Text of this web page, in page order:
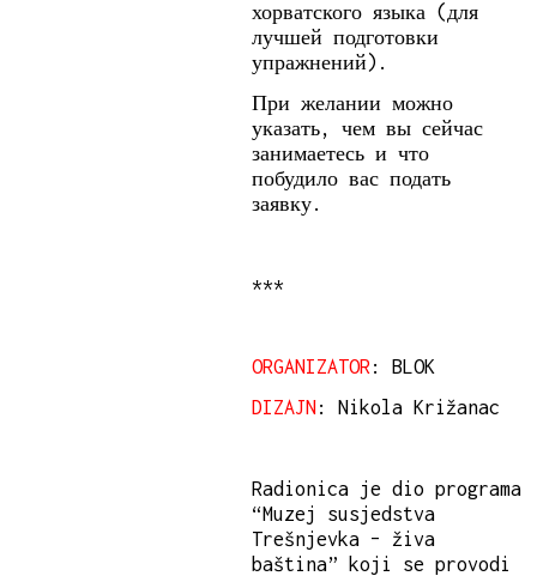
хорватского языка (для
лучшей подготовки
упражнений).
При желании можно
указать, чем вы сейчас
занимаетесь и что
побудило вас подать
заявку.
***
ORGANIZATOR : BLOK
DIZAJN: Nikola Križanac
Radionica je dio programa
“Muzej susjedstva
Trešnjevka – živa
baština” koji se provodi